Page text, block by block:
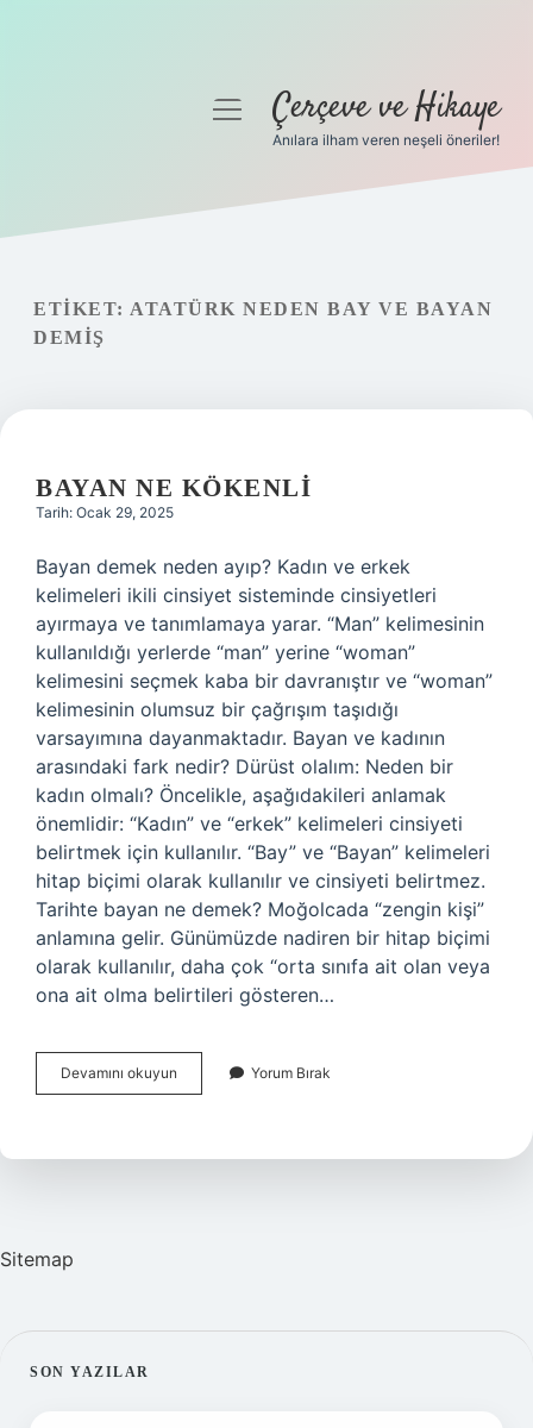
Gizlilik Politikası
Hakkımızda
menüyüÇerçeve ve Hikaye
Anılara ilham veren neşeli öneriler!
ETIKET: ATATÜRK NEDEN BAY VE BAYAN
DEMIŞ
BAYAN NE KÖKENLI
Tarih: Ocak 29, 2025
Bayan demek neden ayıp? Kadın ve erkek
kelimeleri ikili cinsiyet sisteminde cinsiyetleri
ayırmaya ve tanımlamaya yarar. “Man” kelimesinin
kullanıldığı yerlerde “man” yerine “woman”
kelimesini seçmek kaba bir davranıştır ve “woman”
kelimesinin olumsuz bir çağrışım taşıdığı
varsayımına dayanmaktadır. Bayan ve kadının
arasındaki fark nedir? Dürüst olalım: Neden bir
kadın olmalı? Öncelikle, aşağıdakileri anlamak
önemlidir: “Kadın” ve “erkek” kelimeleri cinsiyeti
belirtmek için kullanılır. “Bay” ve “Bayan” kelimeleri
hitap biçimi olarak kullanılır ve cinsiyeti belirtmez.
Tarihte bayan ne demek? Moğolcada “zengin kişi”
anlamına gelir. Günümüzde nadiren bir hitap biçimi
olarak kullanılır, daha çok “orta sınıfa ait olan veya
ona ait olma belirtileri gösteren…
Devamını okuyun
Ne
Yorum Bırak
Sitemap
SIDEBAR
SON YAZILAR